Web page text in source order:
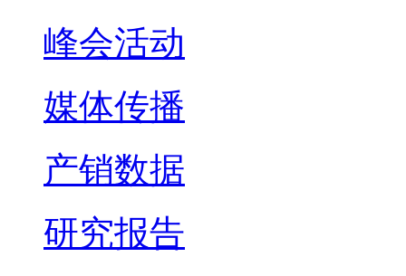
峰会活动
媒体传播
产销数据
研究报告